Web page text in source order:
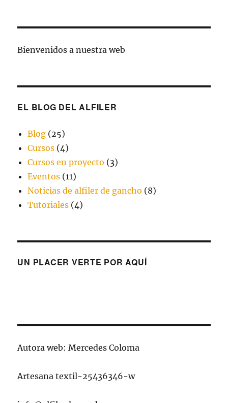
Bienvenidos a nuestra web
EL BLOG DEL ALFILER
Blog (25)
Cursos (4)
Cursos en proyecto (3)
Eventos (11)
Noticias de alfiler de gancho (8)
Tutoriales (4)
UN PLACER VERTE POR AQUÍ
Autora web: Mercedes Coloma
Artesana textil-25436346-w